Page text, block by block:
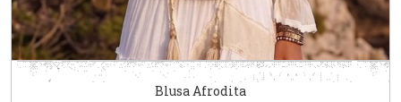
Blusa Afrodita